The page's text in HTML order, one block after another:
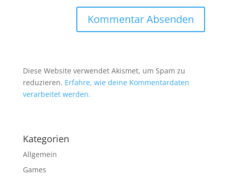
Diese Website verwendet Akismet, um Spam zu
reduzieren. Erfahre, wie deine Kommentardaten
verarbeitet werden.
Kategorien
Allgemein
Games